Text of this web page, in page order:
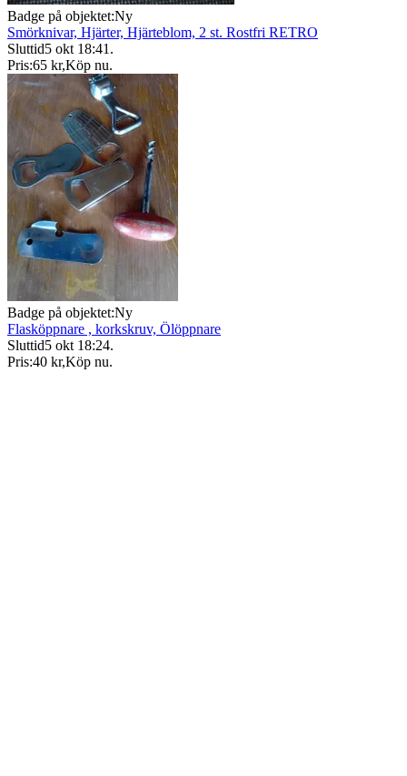
Badge på objektet:Ny
Smörknivar, Hjärter, Hjärteblom, 2 st. Rostfri RETRO
Sluttid5 okt 18:41 .
Pris:65 kr,Köp nu.
Badge på objektet:Ny
Flasköppnare , korkskruv, Ölöppnare
Sluttid5 okt 18:24.
Pris:40 kr,Köp nu.